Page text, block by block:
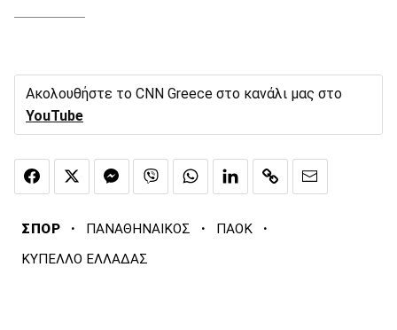
Ακολουθήστε το CNN Greece στο κανάλι μας στο
YouTube
ΣΠΟΡ · ΠΑΝΑΘΗΝΑΙΚΟΣ · ΠΑΟΚ ·
ΚΥΠΕΛΛΟ ΕΛΛΑΔΑΣ